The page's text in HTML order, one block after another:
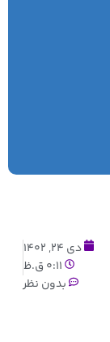
دی 24, 1402
0:11 ق.ظ
بدون نظر